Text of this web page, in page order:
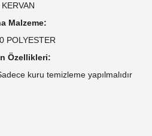
KERVAN
Malzeme:
POLYESTER
Özellikleri:
kuru temizleme yapılmalıdır